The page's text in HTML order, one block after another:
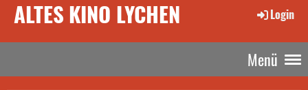
ALTES KINO LYCHEN Login
Menü